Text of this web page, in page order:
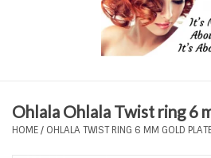
Plus Size Sieraden
Ohlala Ohlala Twist ring 6
HOME/ OHLALA TWIST RING 6 MM GOLD